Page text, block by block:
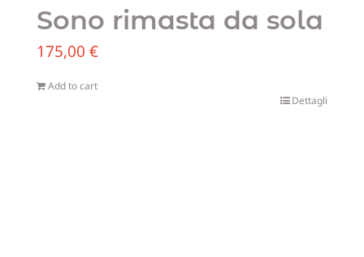
Sono rimasta da sola
175,00 €
Add to cart
Dettagli